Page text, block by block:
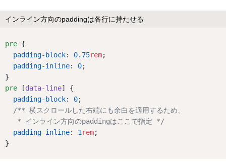
インライン方向のpaddingは各行に持たせる
pre {
padding-block: 0.75rem;
padding-inline: 0;
}
pre [data-line] {
padding-block: 0;
/** 横スクロールした右端にも余白を適用するため、
   * インライン方向のpaddingはここで指定 */
padding-inline: 1 rem;
}